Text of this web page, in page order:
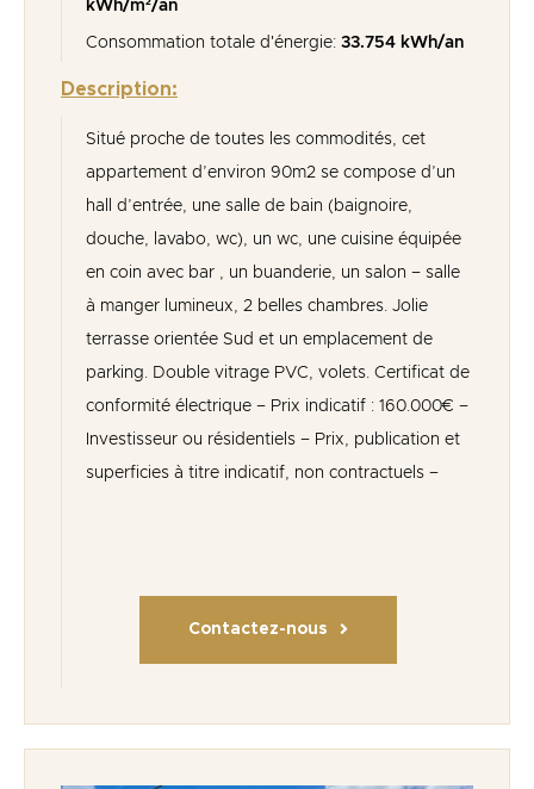
kWh/m²/an
Consommation totale d'énergie: 33.754 kWh/an
Description:
Situé proche de toutes les commodités, cet
appartement d’environ 90m2 se compose d’un
hall d’entrée, une salle de bain (baignoire,
douche, lavabo, wc), un wc, une cuisine équipée
en coin avec bar , un buanderie, un salon – salle
à manger lumineux, 2 belles chambres. Jolie
terrasse orientée Sud et un emplacement de
parking. Double vitrage PVC, volets. Certificat de
conformité électrique – Prix indicatif : 160.000€ –
Investisseur ou résidentiels – Prix, publication et
superficies à titre indicatif, non contractuels –
Contactez-nous